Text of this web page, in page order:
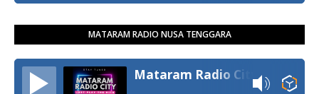
MATARAM RADIO NUSA TENGGARA
Mataram Radio City